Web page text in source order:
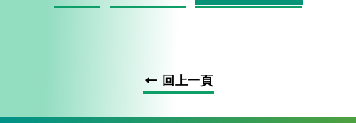
回上一頁